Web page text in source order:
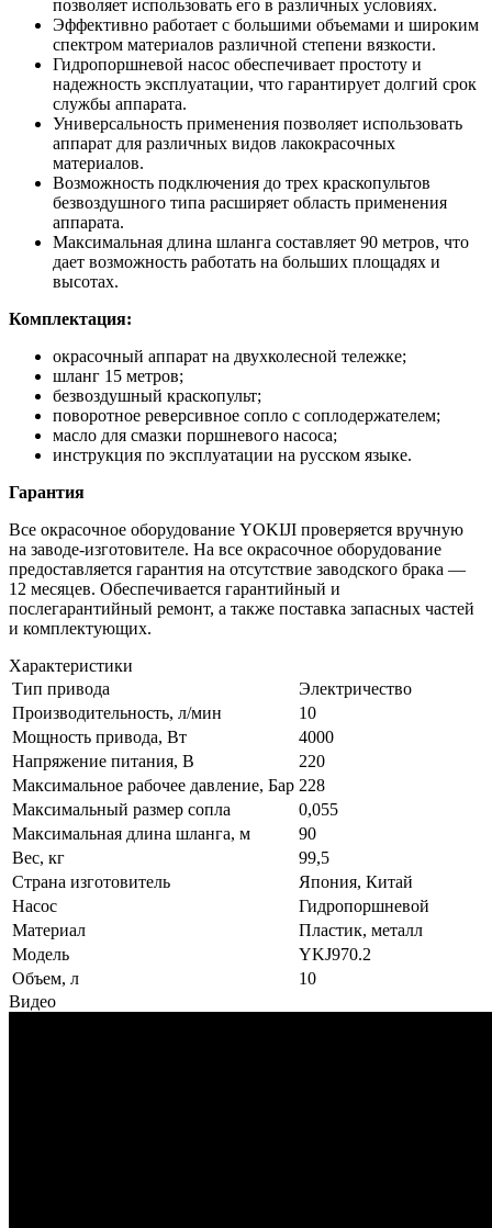
позволяет использовать его в различных условиях.
Эффективно работает с большими объемами и широким
спектром материалов различной степени вязкости.
Гидропоршневой насос обеспечивает простоту и
надежность эксплуатации, что гарантирует долгий срок
службы аппарата.
Универсальность применения позволяет использовать
аппарат для различных видов лакокрасочных
материалов.
Возможность подключения до трех краскопультов
безвоздушного типа расширяет область применения
аппарата.
Максимальная длина шланга составляет 90 метров, что
дает возможность работать на больших площадях и
высотах.
Комплектация:
окрасочный аппарат на двухколесной тележке;
шланг 15 метров;
безвоздушный краскопульт;
поворотное реверсивное сопло с соплодержателем;
масло для смазки поршневого насоса;
инструкция по эксплуатации на русском языке.
Гарантия
Все окрасочное оборудование YOKIJI проверяется вручную
на заводе-изготовителе. На все окрасочное оборудование
предоставляется гарантия на отсутствие заводского брака —
12 месяцев. Обеспечивается гарантийный и
послегарантийный ремонт, а также поставка запасных частей
и комплектующих.
Характеристики
Тип привода
Электричество
Производительность, л/мин
10
Мощность привода, Вт
4000
Напряжение питания, В
220
Максимальное рабочее давление, Бар 228
Максимальный размер сопла
0,055
Максимальная длина шланга, м
90
Вес, кг
99,5
Страна изготовитель
Япония, Китай
Насос
Гидропоршневой
Материал
Пластик, металл
Модель
YKJ970.2
Объем, л
10
Видео